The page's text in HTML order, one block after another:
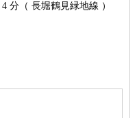
4 分（ 長堀鶴見緑地線 ）